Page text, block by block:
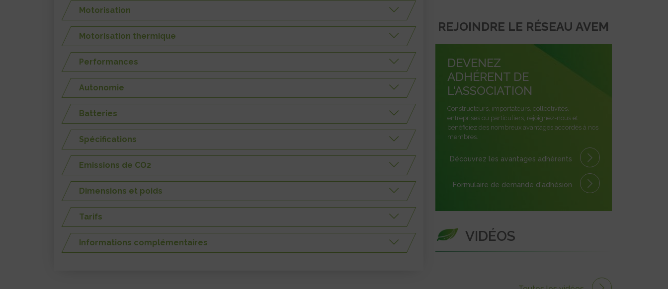
Motorisation
Motorisation thermique
Performances
Autonomie
Batteries
Spécifications
Emissions de CO2
Dimensions et poids
Tarifs
Informations complémentaires
REJOINDRE LE RÉSEAU AVEM
DEVENEZ
ADHÉRENT DE
L'ASSOCIATION
Constructeurs, importateurs, collectivités,
entreprises ou particuliers, rejoignez-nous et
bénéficiez des nombreux avantages accordés à nos
membres.
Découvrez les avantages adhérents
Formulaire de demande d'adhésion
VIDÉOS